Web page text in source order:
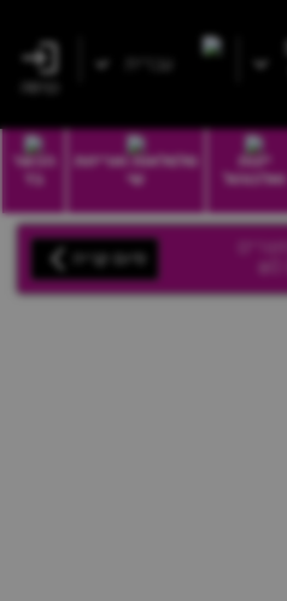
עברית
יינות
ואלכוהול
סלסלאות ואריזות
שי
הכשר
בד
מוצרים
₪ סיום קנייה